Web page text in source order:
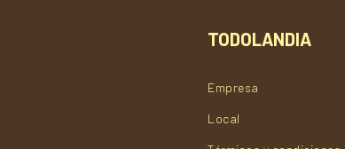
TODOLANDIA
Empresa
Local